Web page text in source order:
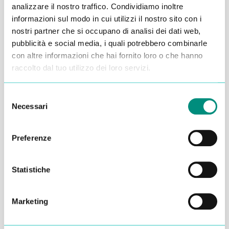
analizzare il nostro traffico. Condividiamo inoltre
informazioni sul modo in cui utilizzi il nostro sito con i
nostri partner che si occupano di analisi dei dati web,
pubblicità e social media, i quali potrebbero combinarle
con altre informazioni che hai fornito loro o che hanno
raccolto dal tuo utilizzo dei loro servizi.
delNecessari
Preferenze
Statistiche
Marketing
Alessandro Alfonsetti
entro 48 ore